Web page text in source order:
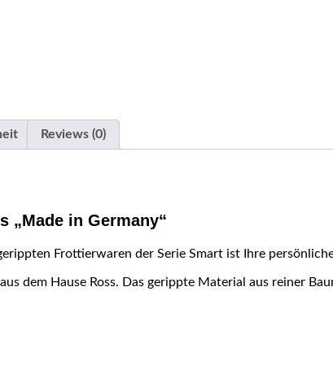
Reviews (0)
„Made in Germany“
Frottierwaren der Serie Smart ist Ihre
dem Hause Ross. Das gerippte Material aus reiner